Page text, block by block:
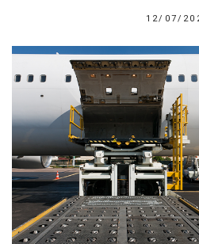
12/07/